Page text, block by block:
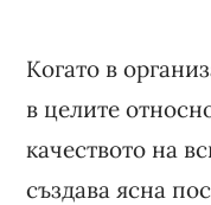
Когато в
в целите
качеството на
създава ясна